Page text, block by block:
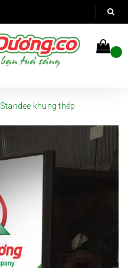
Standee khung thép